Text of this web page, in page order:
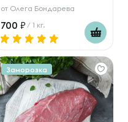
от Олега Бондарева
700 / 1 кг.
Заморозка